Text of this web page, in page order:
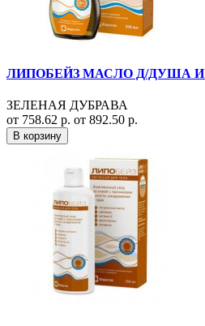
ЛИПОБЕЙЗ МАСЛО Д/ДУША И
ЗЕЛЕНАЯ ДУБРАВА
от 758.62 р. от 892.50 р.
В корзину